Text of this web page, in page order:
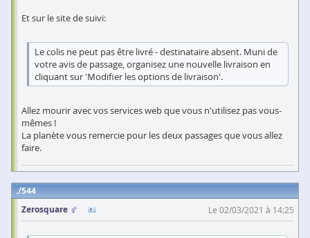
Et sur le site de suivi:
Le colis ne peut pas être livré - destinataire absent. Muni de
votre avis de passage, organisez une nouvelle livraison en
cliquant sur 'Modifier les options de livraison'.
Allez mourir avec vos services web que vous n'utilisez pas vous-
mêmes !
La planète vous remercie pour les deux passages que vous allez
faire.
544
Zerosquare
Le 02/03/2021 à 14:25